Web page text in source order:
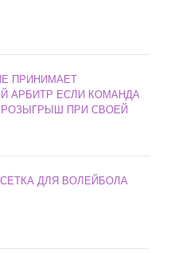
ПРИНИМАЕТ
АРБИТР ЕСЛИ КОМАНДА
ПРИ СВОЕЙ
ДЛЯ ВОЛЕЙБОЛА